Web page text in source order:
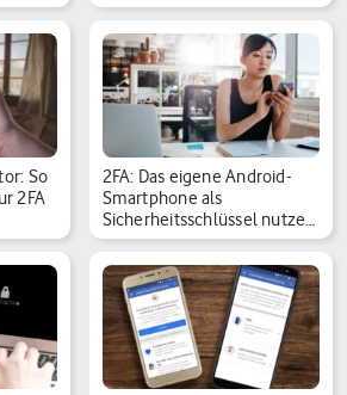
So
2FA
2FA: Das eigene Android-
Smartphone als
Sicherheitsschlüssel nutze…